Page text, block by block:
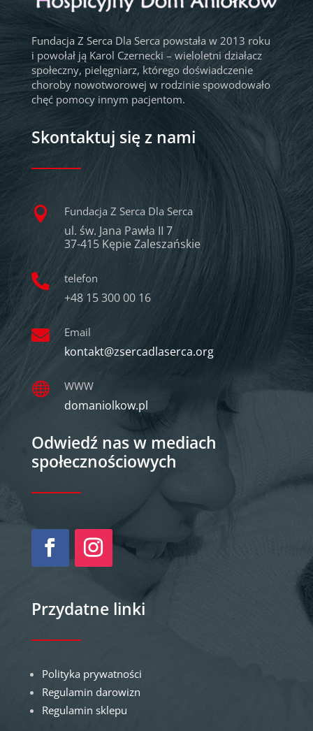
Fundacja Z Serca Dla Serca powstała w 2013 roku
i powołał ją Karol Czernecki – wieloletni działacz
społeczny, pielęgniarz, którego doświadczenie
choroby nowotworowej w rodzinie spowodowało
chęć pomocy innym pacjentom.
Skontaktuj się z nami
 Fundacja Z Serca Dla Serca
ul. św. Jana Pawła II 7
37-415 Kępie Zaleszańskie
 telefon
+48 15 300 00 16
 Email
kontakt@zsercadlaserca.org
 WWW
domaniolkow.pl
Odwiedź nas w mediach
społecznościowych
Przydatne linki
Polityka prywatności
Regulamin darowizn
Regulamin sklepu